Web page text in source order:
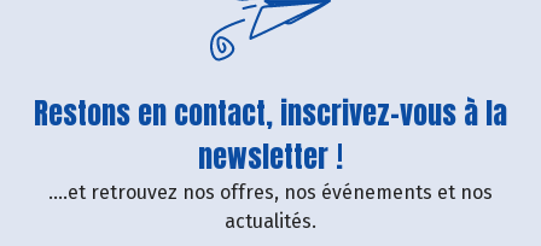
Restons en contact, inscrivez-vous à la
newsletter !
....et retrouvez nos offres, nos événements et nos
actualités.